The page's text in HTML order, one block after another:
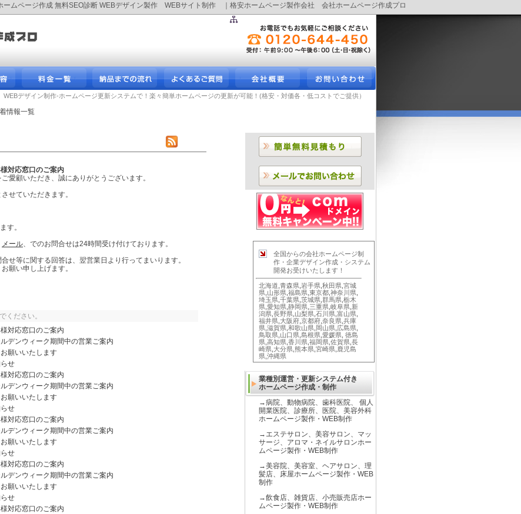
ームページ作成 無料SEO診断 WEBデザイン製作 WEBサイト制作 ｜格安ホームページ製作会社 会社ホームページ作成プロ
デザイン制作-ホームページ更新システムで！楽々簡単ホームページの更新が可能！(格安・対価各・低コストでご提供）
情報一覧
対応窓口のご案内
愛顧いただき、誠にありがとうございます。
せていただきます。
す。
メール、でのお問合せは24時間受け付けております。
せ等に関する回答は、翌営業日より行ってまいります。
願い申し上げます。
ください。
対応窓口のご案内
デンウィーク期間中の営業ご案内
願いいたします
せ
対応窓口のご案内
デンウィーク期間中の営業ご案内
願いいたします
せ
対応窓口のご案内
デンウィーク期間中の営業ご案内
願いいたします
せ
対応窓口のご案内
デンウィーク期間中の営業ご案内
願いいたします
せ
対応窓口のご案内
全国からの会社ホームページ制
作・企業デザイン作成・システム
開発お受けいたします！
北海道 青森県 岩手県 秋田県 宮城
県 山形県 福島県 東京都 神奈川県
埼玉県 千葉県 茨城県 群馬県 栃木
県 愛知県 静岡県 三重県 岐阜県 新
潟県 長野県 山梨県 石川県 富山県
福井県 大阪府 京都府 奈良県 兵庫
県 滋賀県 和歌山県 岡山県 広島県
鳥取県 山口県 島根県 愛媛県 徳島
県 高知県 香川県 福岡県 佐賀県 長
崎県 大分県 熊本県 宮崎県 鹿児島
県 沖縄県
業種別運営・更新システム付き
ホームページ作成・制作
→病院、動物病院、歯科医院、 個人
開業医院、診療所、医院、美容外科
ホームページ製作・WEB制作
→ エステサロン、美容サロン、マッ
サージ、アロマ・ネイルサロンホー
ムページ製作・WEB制作
→美容院、美容室、ヘアサロン、理
髪店、床屋ホームページ製作・WEB
制作
→飲食店、雑貨店、小売販売店ホー
ムページ製作・WEB制作